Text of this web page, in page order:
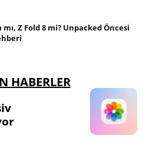
mı, Z Fold 8 mi? Unpacked Öncesi
HABERLER